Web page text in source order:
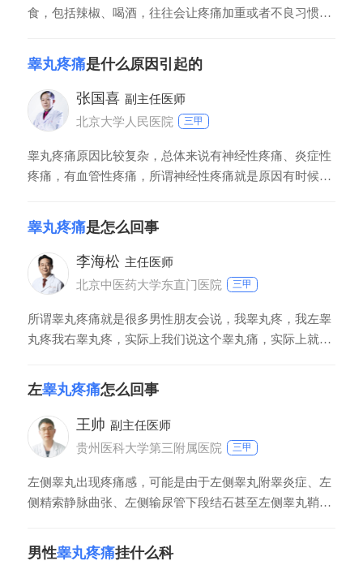
食，包括辣椒、喝酒，往往会让疼痛加重或者不良习惯，
痛一旦发生，建议通过饮食方式，行为习惯，药物等等一
些方式来解决。1调整饮食睾丸疼痛要注意饮食，尽量清
淡一点，避免吃辣椒、喝酒。2改善不良习惯患者需要注
意避免憋尿，避免久坐，有助于缓解睾丸
睾丸疼痛是什么原因引起的
张国喜 副主任医师
北京大学人民医院
三甲
睾丸疼痛原因比较复杂，总体来说有神经性疼痛、炎症性
疼痛，有血管性疼痛，所谓神经性疼痛就是原因有时候具
表现为睾丸痛，通过神经系统传导过来或者别的地方，包
括腰椎或者别的地方有炎症，最后传导到睾丸，另外有血
管性疼痛，比如说精索静脉曲张可能会引起睾丸胀痛，也
有炎症性，比方说附睾炎或者睾丸炎引起睾丸
睾丸疼痛是怎么回事
李海松 主任医师
北京中医药大学东直门医院
三甲
所谓睾丸疼痛就是很多男性朋友会说，我睾丸疼，我左睾
丸疼我右睾丸疼，实际上我们说这个睾丸痛，实际上就叫
是睾丸不管是附睾，不管是输精管，或者是不管是鞘膜的
问题，都可以出现阴囊的疼痛。阴囊出现疼痛，有这样几
种情况，一种是阴囊本身的原因，一种是阴囊以外的原
因，疼在阴囊不一定都是阴囊的问题，疼在睾丸
左睾丸疼痛怎么回事
王帅 副主任医师
贵州医科大学第三附属医院
三甲
左侧睾丸出现疼痛感，可能是由于左侧睾丸附睾炎症、左
侧精索静脉曲张、左侧输尿管下段结石甚至左侧睾丸鞘膜
查明确病因。如果由于炎症引起，需要积极抗炎治疗；如
男性睾丸疼痛挂什么科